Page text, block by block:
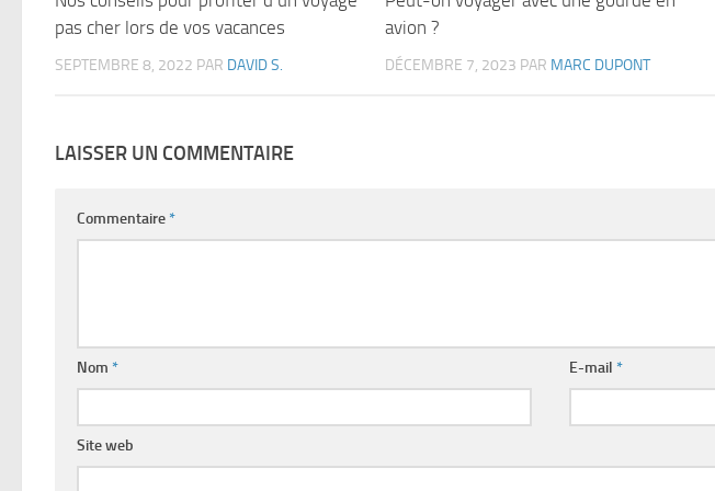
pas cher lors de vos vacances
SEPTEMBRE 8, 2022 PAR DAVID S.
avion ?
DÉCEMBRE 7, 2023 PAR MARC DUPONT
LAISSER UN COMMENTAIRE
Commentaire*
Nom * E-mail*
Site web